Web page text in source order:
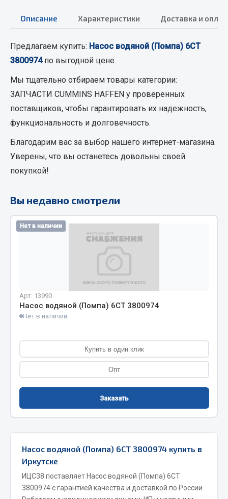
Смазочные материалы
Весь раздел
МЕТИЗЫ
Кольца стопорные
Весь раздел
Соединительные элементы
Camozzi
Адаптеры и переходники
Тройники
Угольники
Фитинги
Штуцеры
Весь раздел
Описание Характеристики Доставка и
Предлагаем купить: Насос водяной (Помпа) 6CT
3800974по выгодной цене.
Мы тщательно отбираем товары категории:
ЗАПЧАСТИ CUMMINS HAFFEN у проверенных
поставщиков, чтобы гарантировать их надежность,
функциональность и долговечность.
Благодарим вас за выбор нашего интернет-магазина.
Уверены, что вы останетесь довольны своей
покупкой!
Вы недавно смотрели
Нет в наличии
Арт. 13990
Насос водяной (Помпа) 6CT 3800974
Нет в наличии
Купить в один клик
Опт
Заказать
Насос водяной (Помпа) 6CT 3800974 купить в
Иркутске
ИЦС38 поставляет Насос водяной (Помпа) 6CT
3800974 с гарантией качества и доставкой по России.